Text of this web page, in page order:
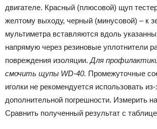
двигателе. Красный (плюсовой) щуп
желтому выходу, черный (минусовой) – к
мультиметра вставляются вдоль
напрямую через резиновые уплотнители
повреждения изоляции. Для
смочить щупы WD-40. Промежуточные
иголки не рекомендуется использовать
дополнительной погрешности. Измерить
Сравнить полученный результат с